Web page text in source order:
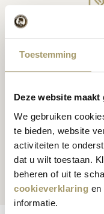
Toestemming
Deze website
We gebruiken
te bieden, website
activiteiten te
dat u wilt toestaan.
beheren of uit te
cookieverklaring en
informatie.
Recettes
Nos
moyenne